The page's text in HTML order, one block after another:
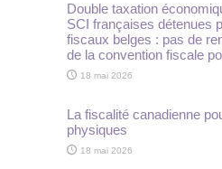
Double taxation
SCI françaises détenues
fiscaux belges : pas de
de la convention fiscale
18 mai 2026
La fiscalité canadienne
physiques
18 mai 2026